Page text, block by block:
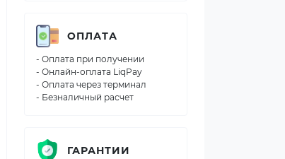
ОПЛАТА
- Оплата при получении
- Онлайн-оплата LiqPay
- Оплата через терминал
- Безналичный расчет
ГАРАНТИИ